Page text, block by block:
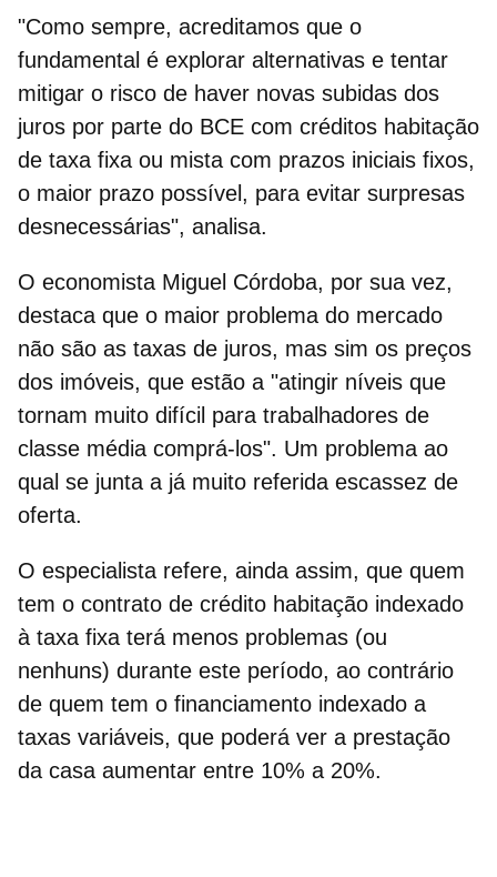
"Como sempre, acreditamos que o
fundamental é explorar alternativas e tentar
mitigar o risco de haver novas subidas dos
juros por parte do BCE com créditos habitação
de taxa fixa ou mista com prazos iniciais fixos,
o maior prazo possível, para evitar surpresas
desnecessárias", analisa.
O economista Miguel Córdoba, por sua vez,
destaca que o maior problema do mercado
não são as taxas de juros, mas sim os preços
dos imóveis, que estão a "atingir níveis que
tornam muito difícil para trabalhadores de
classe média comprá-los". Um problema ao
qual se junta a já muito referida escassez de
oferta.
O especialista refere, ainda assim, que quem
tem o contrato de crédito habitação indexado
à taxa fixa terá menos problemas (ou
nenhuns) durante este período, ao contrário
de quem tem o financiamento indexado a
taxas variáveis, que poderá ver a prestação
da casa aumentar entre 10% a 20%.